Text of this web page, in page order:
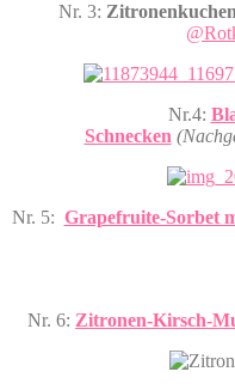
Nr. 3:
Nr.4:
Schnecken
Nr. 5: Grapefruite-Sorbet
Nr. 6: Zitronen-Kirsch-